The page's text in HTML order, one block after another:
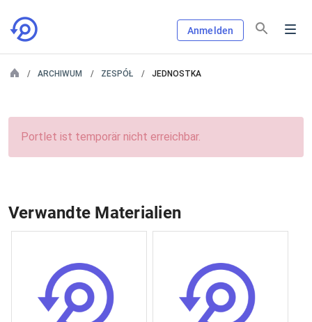
Anmelden
ARCHIWUM ZESPÓŁ JEDNOSTKA
Portlet ist temporär nicht erreichbar.
Verwandte Materialien